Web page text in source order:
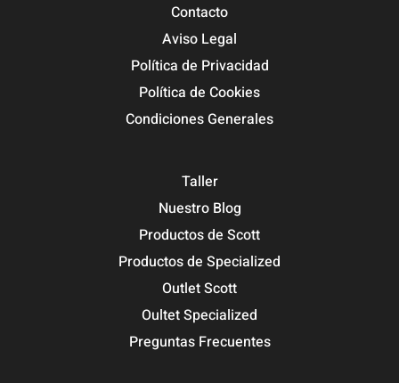
Contacto
Aviso Legal
Política de Privacidad
Política de Cookies
Condiciones Generales
Taller
Nuestro Blog
Productos de Scott
Productos de Specialized
Outlet Scott
Oultet Specialized
Preguntas Frecuentes